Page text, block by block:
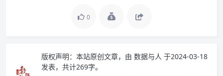
0
版权声明： 本站原创文章，由 数据与人 于2024-03-18
发表，共计269字。